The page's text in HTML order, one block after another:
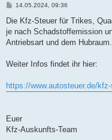
B
i
a
14.05.2024, 09:36
Die Kfz-Steuer für Trikes,
je nach Schadstoffemission
Antriebsart und dem Hubraum.
Weiter Infos findet ihr hier:
https://www.autosteuer.de/
Euer
Kfz-Auskunfts-Team